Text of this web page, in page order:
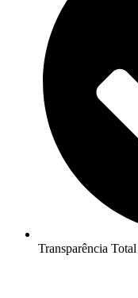
Transparência Total